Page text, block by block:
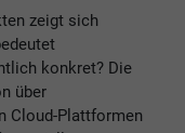
zeigt sich
konkret? Die
über
Cloud-Plattformen